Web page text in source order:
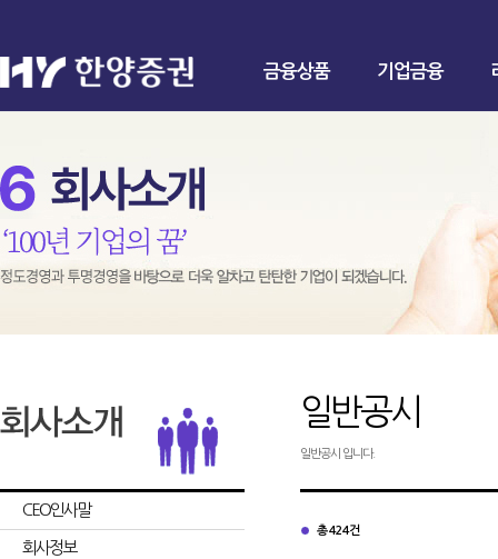
금융상품 기업금융
CEO인사말
회사정보
일반공시
일반공시 입니다.
총 424건